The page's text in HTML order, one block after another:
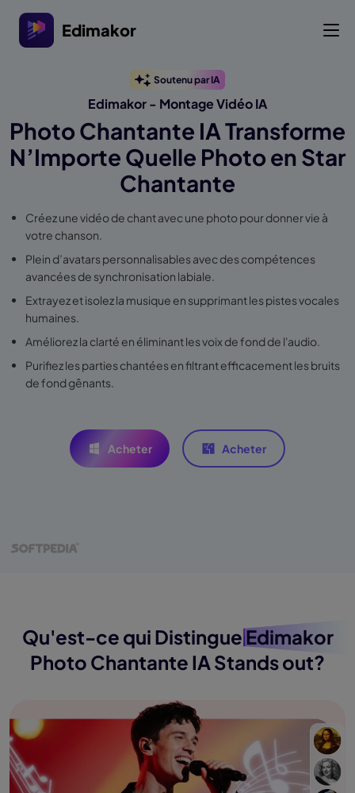
Edimakor
Edimakor - Montage Vidéo IA
Soutenu par IA
Photo Chantante IA Transforme
N’Importe Quelle Photo en Star
Chantante
Créez une vidéo de chant avec une photo pour donner vie à
votre chanson.
Plein d’avatars personnalisables avec des compétences
avancées de synchronisation labiale.
Extrayez et isolez la musique en supprimant les pistes vocales
humaines.
Améliorez la clarté en éliminant les voix de fond de l'audio.
Purifiez les parties chantées en filtrant efficacement les bruits
de fond gênants.
Acheter Acheter
Qu'est-ce qui DistingueEdimakor
Photo Chantante IA Stands out?